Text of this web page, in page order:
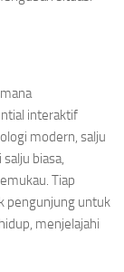
interaktif
modern, salju
biasa,
Tiap
pengunjung untuk
menjelajahi